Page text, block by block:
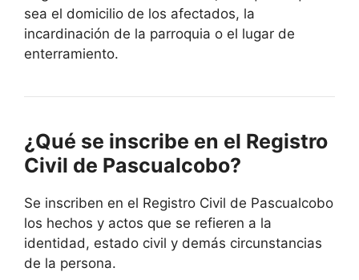
sea el domicilio de los afectados, la
incardinación de la parroquia o el lugar de
enterramiento.
¿Qué se inscribe en el Registro
Civil de Pascualcobo?
Se inscriben en el Registro Civil de Pascualcobo
los hechos y actos que se refieren a la
identidad, estado civil y demás circunstancias
de la persona.